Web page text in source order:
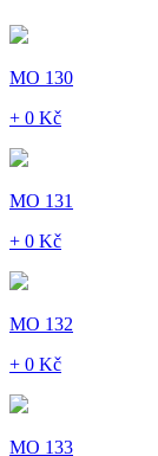
MO 130
+ 0 Kč
MO 131
+ 0 Kč
MO 132
+ 0 Kč
MO 133